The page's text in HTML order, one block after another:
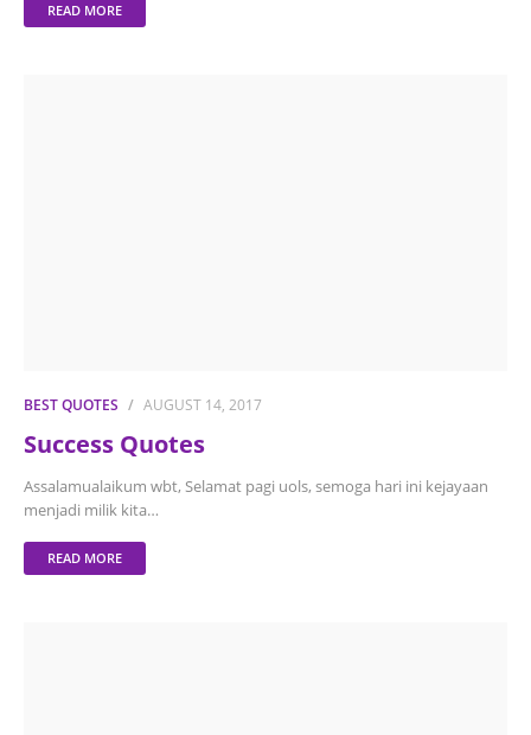
READ MORE
BEST QUOTES AUGUST 14, 2017
Success Quotes
Assalamualaikum wbt, Selamat pagi uols, semoga hari ini kejayaan
menjadi milik kita…
READ MORE